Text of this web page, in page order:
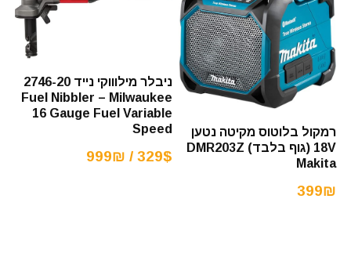
רמקול בלוטוס מקיטה נטען
18V (גוף בלבד) DMR203Z
Makita
399₪
ניבלר מילוווקי נייד 2746-20
Fuel Nibbler – Milwaukee
16 Gauge Fuel Variable
Speed
329$ / 999₪